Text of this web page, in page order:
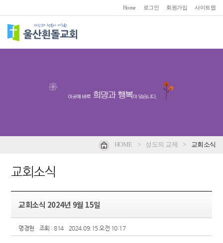
Home 로그인 회원가입 사이트맵
HOME > 성도의 교제 > 교회소식
교회소식
교회소식 2024년 9월 15일
명경현 조회 : 814 2024.09.15 오전 10:17